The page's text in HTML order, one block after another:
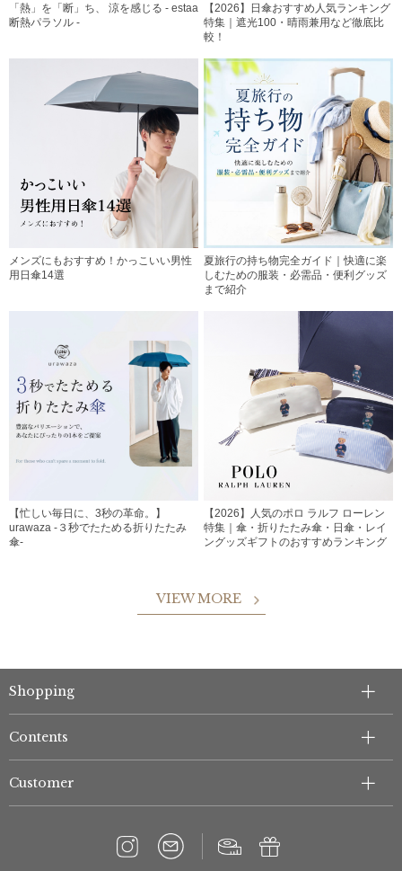
「熱」を「断」ち、 涼を感じる - estaa
断熱パラソル -
【2026】日傘おすすめ人気ランキング
特集｜遮光100・晴雨兼用など徹底比
較！
メンズにもおすすめ！かっこいい男性
用日傘14選
夏旅行の持ち物完全ガイド｜快適に楽
しむための服装・必需品・便利グッズ
まで紹介
【忙しい毎日に、3秒の革命。】
urawaza -３秒でたためる折りたたみ
傘-
【2026】人気のポロ ラルフ ローレン
特集｜傘・折りたたみ傘・日傘・レイ
ングッズギフトのおすすめランキング
VIEW MORE
Shopping
Contents
Customer